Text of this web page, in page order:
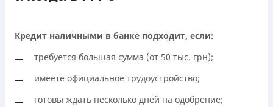
Кредит наличными в банке подходит, если:
требуется большая сумма (от 50 тыс. грн);
имеете официальное трудоустройство;
готовы ждать несколько дней на одобрение;